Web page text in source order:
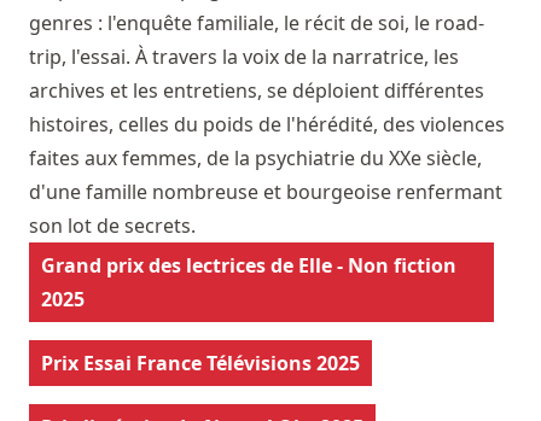
genres : l'enquête familiale, le récit de soi, le road-
trip, l'essai. À travers la voix de la narratrice, les
archives et les entretiens, se déploient différentes
histoires, celles du poids de l'hérédité, des violences
faites aux femmes, de la psychiatrie du XXe siècle,
d'une famille nombreuse et bourgeoise renfermant
son lot de secrets.
Grand prix des lectrices de Elle - Non fiction
2025
Prix Essai France Télévisions 2025